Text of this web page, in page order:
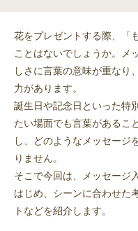
花をプレゼントする際、「
ことはないでしょうか。メ
しさに言葉の意味が重なり
力があります。
誕生日や記念日といった特
たい場面でも言葉があるこ
し、どのようなメッセージ
りません。
そこで今回は、メッセージ
はじめ、シーンに合わせた
トなどを紹介します。